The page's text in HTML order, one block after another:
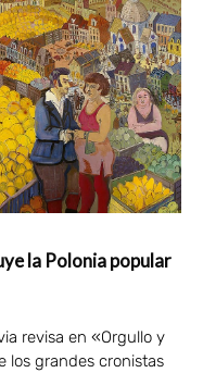
la Polonia popular
revisa en «Orgullo y
los grandes cronistas